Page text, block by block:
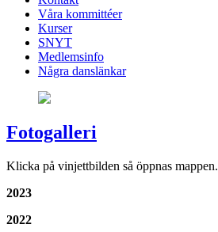
Våra kommittéer
Kurser
SNYT
Medlemsinfo
Några danslänkar
Fotogalleri
Klicka på vinjettbilden så öppnas mappen.
2023
2022